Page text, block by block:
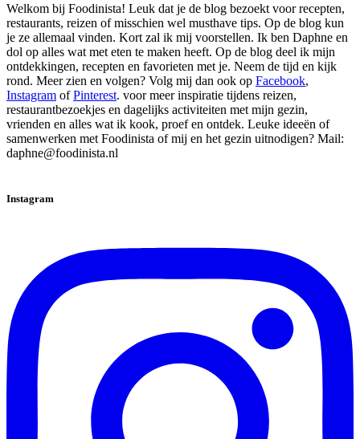
Welkom bij Foodinista! Leuk dat je de blog bezoekt voor recepten,
restaurants, reizen of misschien wel musthave tips. Op de blog kun
je ze allemaal vinden. Kort zal ik mij voorstellen. Ik ben Daphne en
dol op alles wat met eten te maken heeft. Op de blog deel ik mijn
ontdekkingen, recepten en favorieten met je. Neem de tijd en kijk
rond. Meer zien en volgen? Volg mij dan ook op Facebook,
Instagram ofPinterest. voor meer inspiratie tijdens reizen,
restaurantbezoekjes en dagelijks activiteiten met mijn gezin,
vrienden en alles wat ik kook, proef en ontdek. Leuke ideeën of
samenwerken met Foodinista of mij en het gezin uitnodigen? Mail:
daphne@foodinista.nl
Instagram